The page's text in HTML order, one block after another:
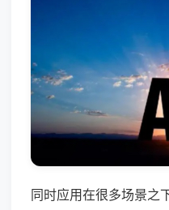
同时应用在很多场景之